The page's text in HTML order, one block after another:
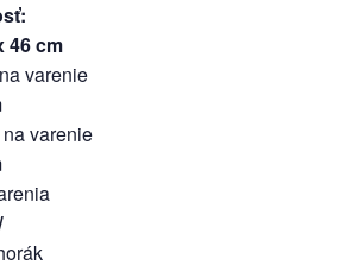
:
46cm
varenie
varenie